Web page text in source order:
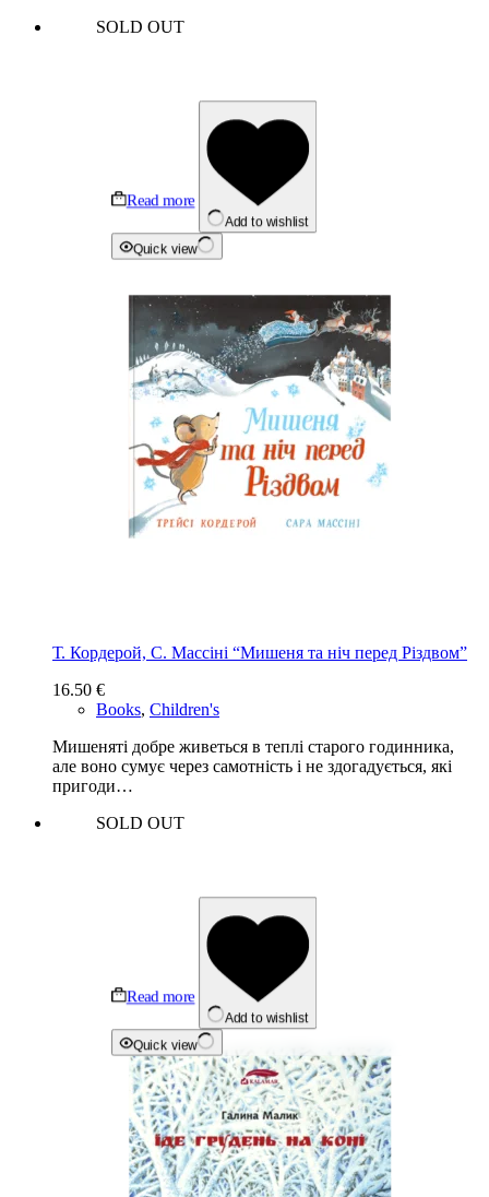
SOLD OUT
Read more
Add to wishlist
Quick view
Т. Кордерой, С. Массіні “Мишеня та ніч перед Різдвом”
16.50 €
Books, Children's
Мишеняті добре живеться в теплі старого годинника,
але воно сумує через самотність і не здогадується, які
пригоди…
SOLD OUT
Read more
Add to wishlist
Quick view